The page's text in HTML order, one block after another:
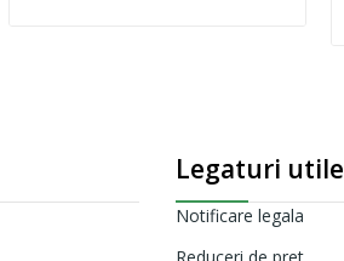
Legaturi utile
Notificare legala